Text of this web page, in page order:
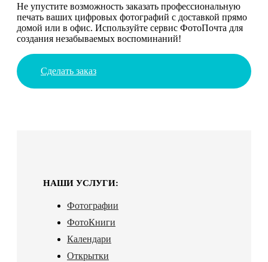
Не упустите возможность заказать профессиональную
печать ваших цифровых фотографий с доставкой прямо
домой или в офис. Используйте сервис ФотоПочта для
создания незабываемых воспоминаний!
Сделать заказ
НАШИ УСЛУГИ:
Фотографии
ФотоКниги
Календари
Открытки